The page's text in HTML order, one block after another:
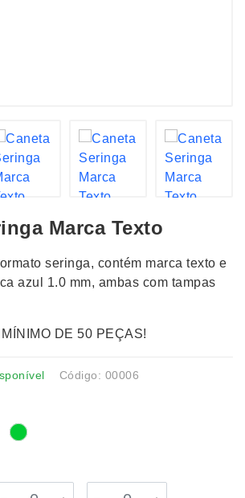
Marca Texto
seringa, contém marca texto e
azul 1.0 mm, ambas com tampas
DE 50 PEÇAS!
Código: 00006